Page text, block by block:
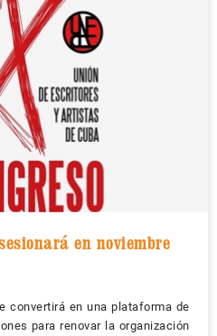
en noviembre
convertirá en una plataforma de
para renovar la organización